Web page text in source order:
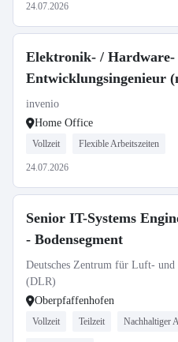
24.07.2026
Elektronik- / Hardware-
Entwicklungsingenieur
invenio
Home Office
Vollzeit Flexible Arbeitszeiten
24.07.2026
Senior IT-Systems
- Bodensegment
Deutsches Zentrum für Luft- und
(DLR)
Oberpfaffenhofen
Vollzeit Teilzeit Nachhaltiger